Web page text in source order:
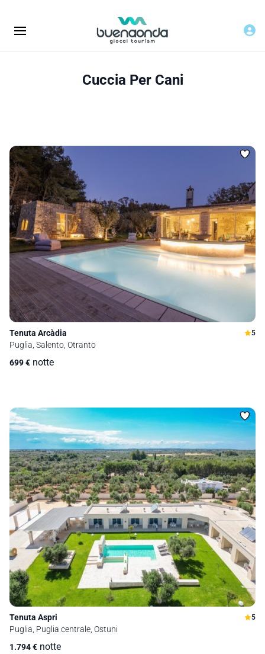
Cuccia Per Cani
Tenuta Arcàdia 5
Puglia, Salento, Otranto
699€ notte
Tenuta Aspri 5
Puglia, Puglia centrale, Ostuni
1.794€ notte